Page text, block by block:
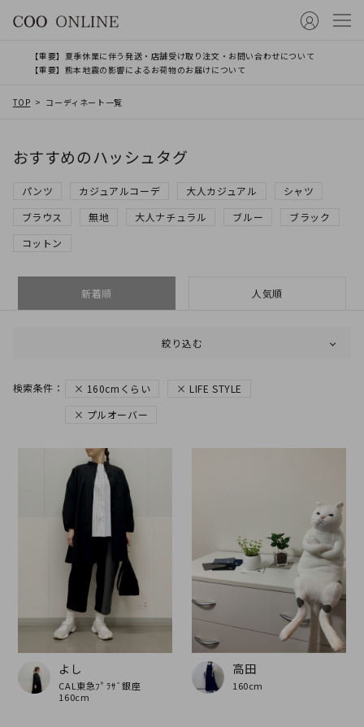
【重要】夏季休業に伴う発送・店舗受け取り注文・お問い合わせについて
【重要】熊本地震の影響によるお荷物のお届けについて
TOP コーディネート一覧
おすすめのハッシュタグ
パンツ カジュアルコーデ 大人カジュアル
シャツ
ブラウス
無地 大人ナチュラル ブルー
ブラック
コットン
新着順 人気順
絞り込む
160cmくらい
LIFE STYLE
プルオーバー
よし
CAL東急ﾌﾟﾗｻﾞ銀座
160cm
高田
160cm